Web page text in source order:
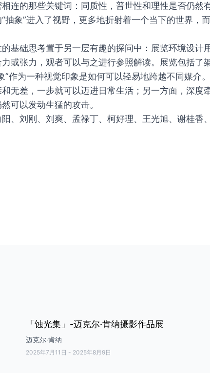
连的那些关键词：同质性，普世性和理性是否仍然
抽象”进入了视野，更多地折射着一个当下的世界，
基础思考置于另一层有趣的探问中：展览环境设计
或张力，观者可以与之进行参照解读。展览包括了
”作为一种视觉印象是如何可以轻易地跨越不同媒介
无差，一步就可以迈进日常生活；另一方面，深度
可以发动生猛的攻击。
、刘刚、刘爽、孟禄丁、柯好理、王光旭、谢桂香
「蚀光集」-迈克尔·肯纳摄影作品展
迈克尔·肯纳
2025年7月11日 - 2025年8月9日